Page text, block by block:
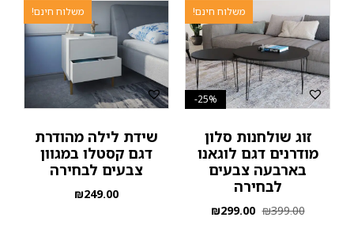
משלוח חינם!
25%-
זוג שולחנות סלון
מודרנים דגם לוגאנו
בארבעה צבעים
לבחירה
₪399.00
₪299.00
משלוח חינם!
שידת לילה מהודרת
דגם קסטלו במגוון
צבעים לבחירה
₪249.00